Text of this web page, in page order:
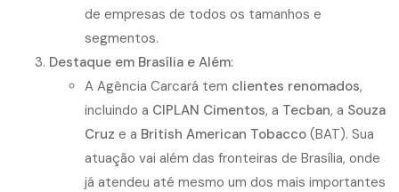
de empresas de todos os tamanhos e
segmentos.
Destaque em Brasília e Além:
A Agência Carcará tem clientes renomados,
incluindo a CIPLAN Cimentos, a Tecban, a Souza
Cruz e a British American Tobacco (BAT). Sua
atuação vai além das fronteiras de Brasília, onde
já atendeu até mesmo um dos mais importantes